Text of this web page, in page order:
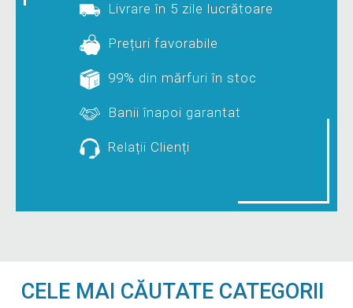
Livrare în 5 zile lucrătoare
Prețuri favorabile
99% din mărfuri în stoc
Banii înapoi garantat
Relații Clienți
CELE MAI CĂUTATE CATEGORII